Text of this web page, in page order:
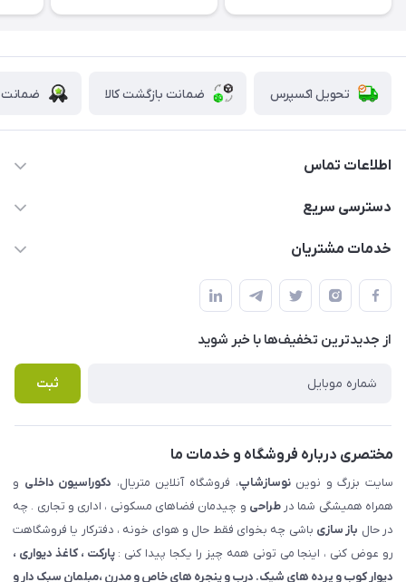
تحویل اکسپرس ضمانت بازگشت کالا ضمانت
اطلاعات تماس
09123855612
املاک مدنی - نوساز شاپ
دسترسی سریع
حساب کاربری
لیست محصولات
درباره ما
خدمات مشتریان
قوانین و مقررات
حریم خصوصی
راهنما
پرسش های متداول
از جدید‌ترین تخفیف‌ها با‌ خبر شوید
ثبت
مختصری درباره فروشگاه و خدمات ما
سایت بزرگ و نویننوسازشاپ، فروشگاه آنلاین متریال، دکوراسیون داخلی و
همراه همیشگی شما درطراحی و چیدمان فضاهای مسکونی ، اداری و تجاری . چه
در حال باز سازی باشی چه بخوای فقط حال و هوای خونه ، دفترکار یا فروشگاهت
رو عوض کنی ، اینجا می تونی همه چیز را یکجا پیدا کنی :پارکت ، کاغذ دیواری ،
دیوار کوب و پرده های شیک. درب و پنجره های خاص و مدرن ،مبلمان سبک دار و